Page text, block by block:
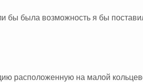
бы была возможность я бы
расположенную на малой